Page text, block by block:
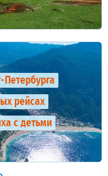
рейсах
с детьми